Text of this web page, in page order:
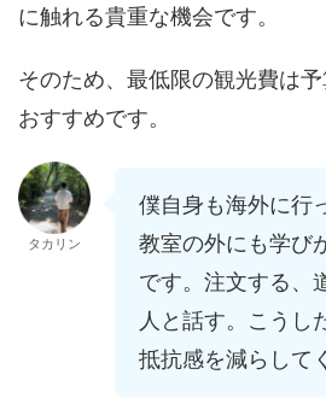
に触れる貴重な機会です。
そのため、最低限の観光費は
おすすめです。
タカリン
僕自身も海外に行
教室の外にも学び
です。注文する、
人と話す。こうし
抵抗感を減らして